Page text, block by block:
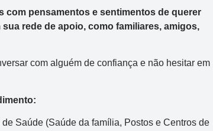
pensamentos e sentimentos de querer
rede de apoio, como familiares, amigos,
com alguém de confiança e não hesitar em
Saúde (Saúde da família, Postos e Centros de